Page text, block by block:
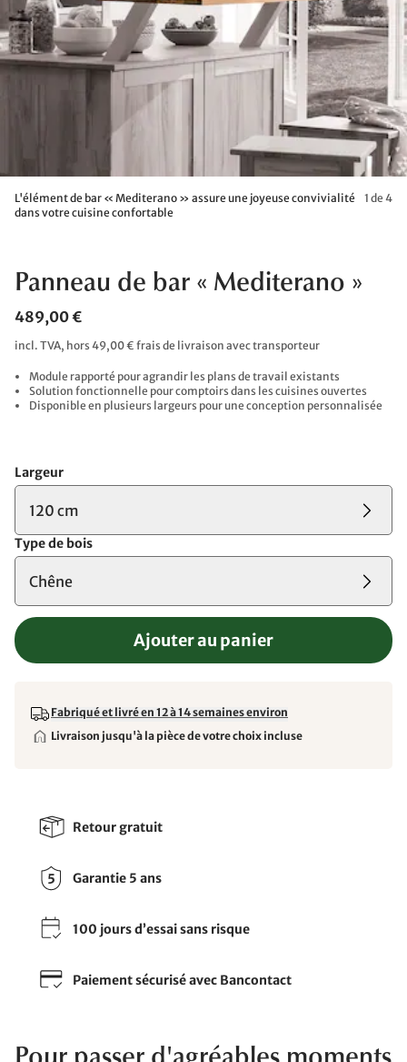
L'élément de bar « Mediterano » assure une joyeuse convivialité
dans votre cuisine confortable
1 de 4
Panneau de bar « Mediterano »
489,00 €
incl. TVA, hors 49,00 € frais de livraison avec transporteur
Module rapporté pour agrandir les plans de travail existants
Solution fonctionnelle pour comptoirs dans les cuisines ouvertes
Disponible en plusieurs largeurs pour une conception personnalisée
Largeur
120 cm
Type de bois
Chêne
Ajouter au panier
Fabriqué et livré en 12 à 14 semaines environ
Livraison jusqu'à la pièce de votre choix incluse
Retour gratuit
Garantie 5 ans
100 jours d’essai sans risque
Paiement sécurisé avec Bancontact